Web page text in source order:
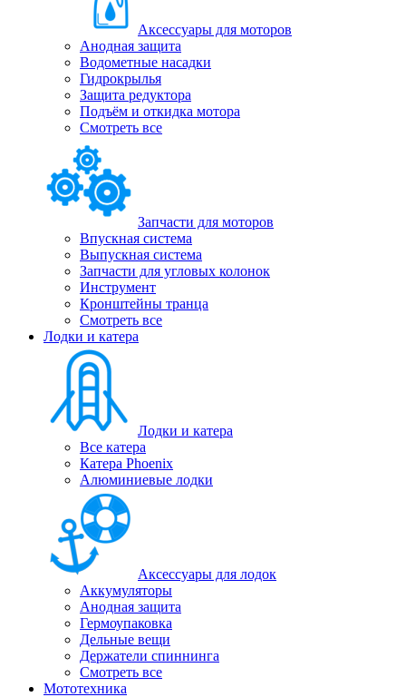
Аксессуары для моторов
Анодная защита
Водометные насадки
Гидрокрылья
Защита редуктора
Подъём и откидка мотора
Смотреть все
Запчасти для моторов
Впускная система
Выпускная система
Запчасти для угловых колонок
Инструмент
Кронштейны транца
Смотреть все
Лодки и катера
Лодки и катера
Все катера
Катера Phoenix
Алюминиевые лодки
Аксессуары для лодок
Аккумуляторы
Анодная защита
Гермоупаковка
Дельные вещи
Держатели спиннинга
Смотреть все
Мототехника